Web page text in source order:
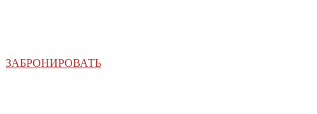
ЗАБРОНИРОВАТЬ